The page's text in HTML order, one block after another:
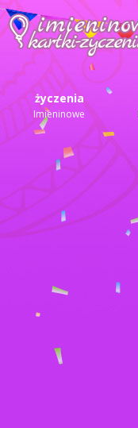
życzenia
Imieninowe